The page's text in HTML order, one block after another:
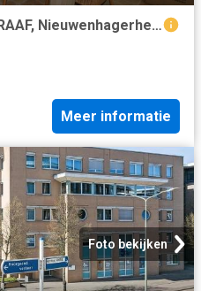
TE HUUR: 6374 EC LANDGRAAF, Nieuwenhagerheidestraat 64
Meer informatie
Foto bekijken